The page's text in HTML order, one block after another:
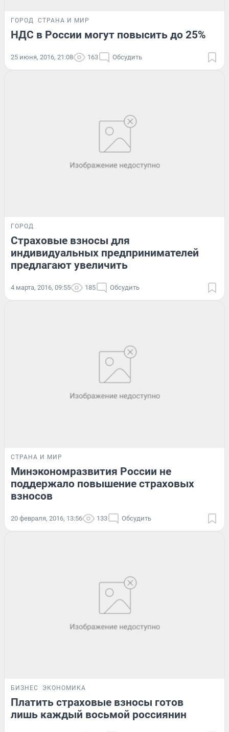
ГОРОД СТРАНА И МИР
НДС в России могут повысить до 25%
25 июня, 2016, 21:08 163 Обсудить
ГОРОД
Страховые взносы для
индивидуальных предпринимателей
предлагают увеличить
4 марта, 2016, 09:55 185 Обсудить
СТРАНА И МИР
Минэкономразвития России не
поддержало повышение страховых
взносов
20 февраля, 2016, 13:56 133 Обсудить
БИЗНЕС ЭКОНОМИКА
Платить страховые взносы готов
лишь каждый восьмой россиянин